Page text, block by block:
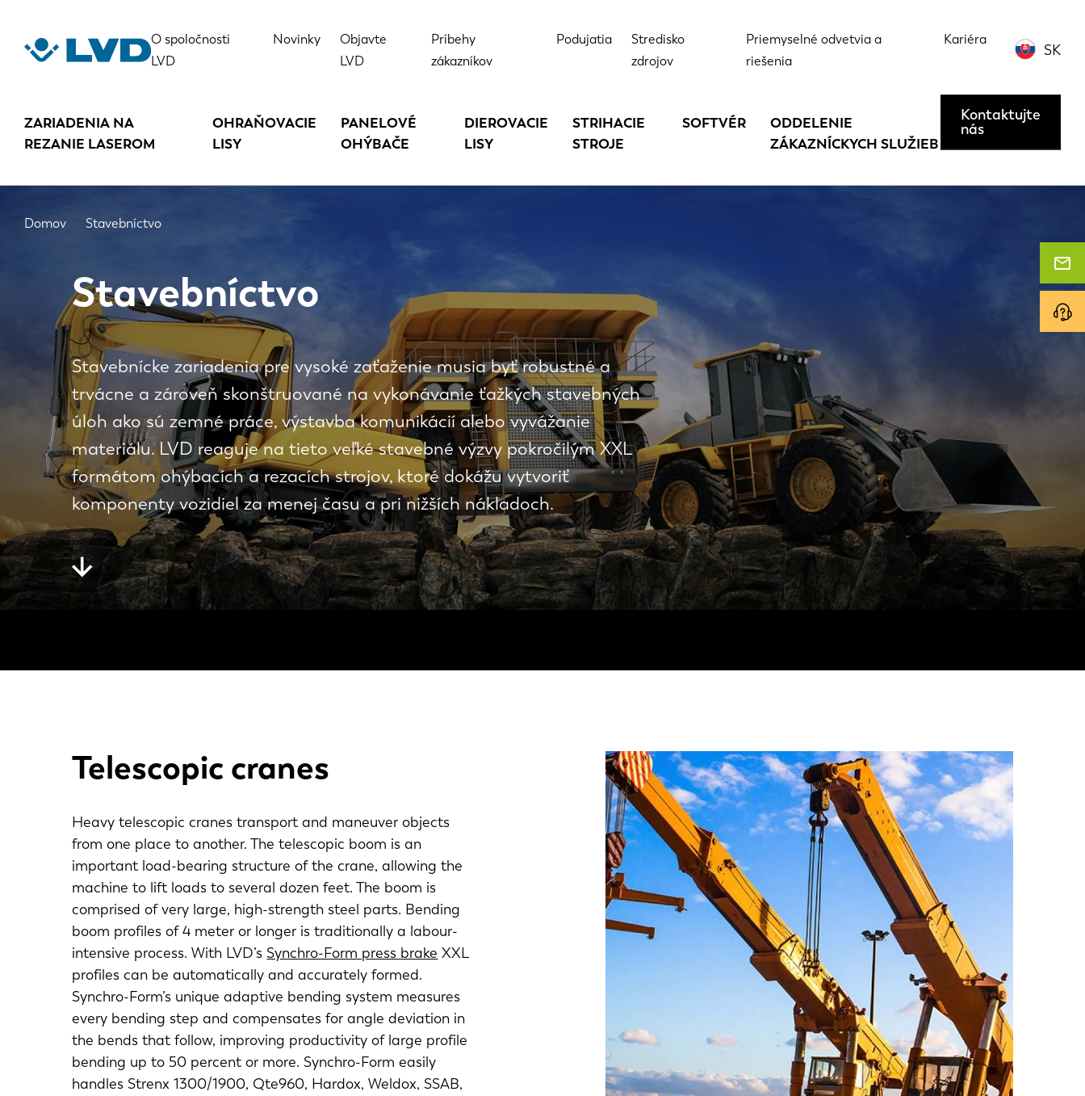
hlavný
O spoločnosti
LVD
Novinky
Objavte
LVD
Príbehy
zákazníkov
Podujatia
Stredisko
zdrojov
Priemyselné odvetvia a
riešenia
Kariéra
SK
ZARIADENIA NA
REZANIE LASEROM
OHRAŇOVACIE
LISY
PANELOVÉ
OHÝBAČE
DIEROVACIE
LISY
STRIHACIE
STROJE
SOFTVÉR
ODDELENIE
ZÁKAZNÍCKYCH SLUŽIEB
Kontaktujte
nás
Omrvinka
Domov Stavebníctvo
Stavebníctvo
Stavebnícke zariadenia pre vysoké zaťaženie musia byť robustné a
trvácne a zároveň skonštruované na vykonávanie ťažkých stavebných
úloh ako sú zemné práce, výstavba komunikácií alebo vyvážanie
materiálu. LVD reaguje na tieto veľké stavebné výzvy pokročilým XXL
formátom ohýbacích a rezacích strojov, ktoré dokážu vytvoriť
komponenty vozidiel za menej času a pri nižších nákladoch.
Telescopic cranes
Heavy telescopic cranes transport and maneuver objects
from one place to another. The telescopic boom is an
important load-bearing structure of the crane, allowing the
machine to lift loads to several dozen feet. The boom is
comprised of very large, high-strength steel parts. Bending
boom profiles of 4 meter or longer is traditionally a labour-
intensive process. With LVD’sSynchro-Form press brake XXL
profiles can be automatically and accurately formed.
Synchro-Form’s unique adaptive bending system measures
every bending step and compensates for angle deviation in
the bends that follow, improving productivity of large profile
bending up to 50 percent or more. Synchro-Form easily
handles Strenx 1300/1900, Qte960, Hardox, Weldox, SSAB,